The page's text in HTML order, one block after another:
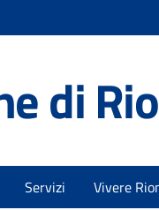
di
Servizi Vivere